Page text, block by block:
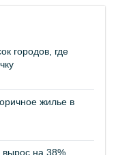
городов, где
жилье в
на 38%